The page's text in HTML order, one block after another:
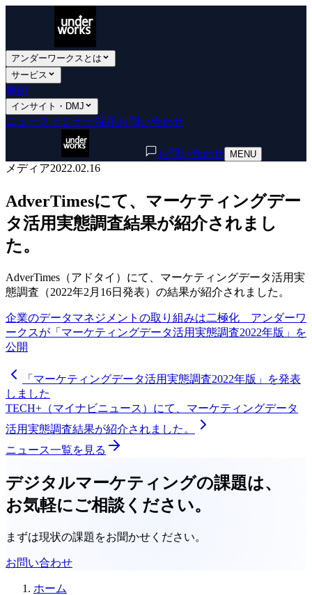
アンダーワークスとは
サービス
事例
インサイト・DMJ
ニュース セミナー採用 お問い合わせ
お問い合わせ MENU
メディア2022.02.16
AdverTimesにて、マーケティングデー
タ活用実態調査結果が紹介されまし
た。
AdverTimes（アドタイ）にて、マーケティングデータ活用実
態調査（2022年2月16日発表）の結果が紹介されました。
企業のデータマネジメントの取り組みは二極化 アンダーワ
ークスが「マーケティングデータ活用実態調査2022年版」を
公開
「マーケティングデータ活用実態調査2022年版」を発表
しました
TECH+（マイナビニュース）にて、マーケティングデータ
活用実態調査結果が紹介されました。
ニュース一覧を見る
デジタルマーケティングの課題は、
お気軽にご相談ください。
まずは現状の課題をお聞かせください。
お問い合わせ
ホーム